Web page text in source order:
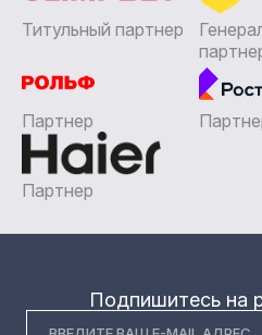
Титульный партнер
Партнер
Партнер
Подпишитесь на